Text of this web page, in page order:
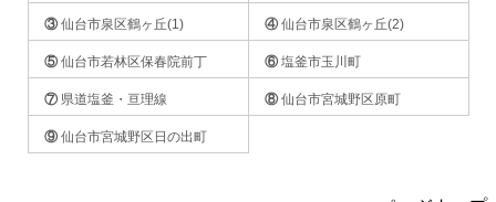
③ 仙台市泉区鶴ヶ丘(1) ④ 仙台市泉区鶴ヶ丘(2)
⑤ 仙台市若林区保春院前丁 ⑥ 塩釜市玉川町
⑦ 県道塩釜・亘理線 ⑧ 仙台市宮城野区原町
⑨ 仙台市宮城野区日 の出町